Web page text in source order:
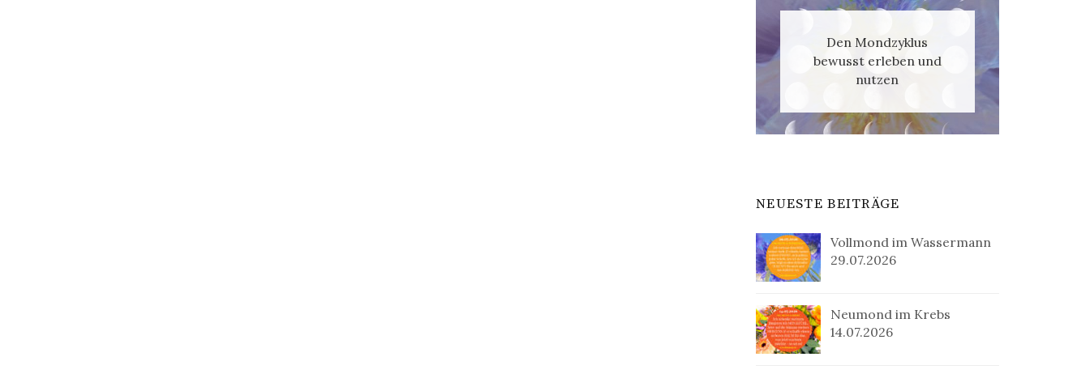
Den Mondzyklus
bewusst erleben und
nutzen
NEUESTE BEITRÄGE
Vollmond im Wassermann
29.07.2026
Neumond im Krebs
14.07.2026